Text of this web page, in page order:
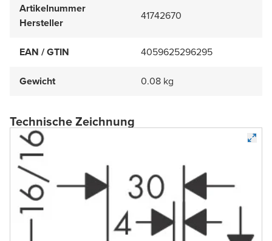
Artikelnummer
Hersteller
41742670
EAN / GTIN 4059625296295
Gewicht 0.08 kg
Technische Zeichnung